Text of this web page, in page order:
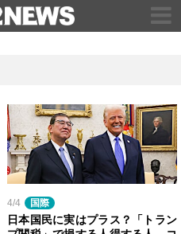
4/4 国際
日本国民に実はプラス？「トラン